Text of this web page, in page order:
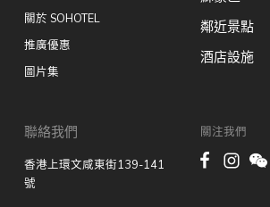
關於 SOHOTEL
推廣優惠
圖片集
鄰近景點
酒店設施
聯絡我們
香港上環文咸東街139-141
號
關注我們